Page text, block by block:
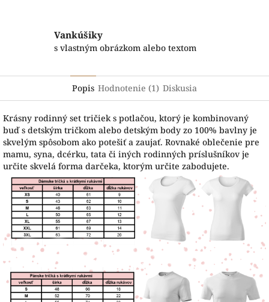
Vankúšiky
s vlastným obrázkom alebo textom
Popis Hodnotenie (1) Diskusia
Krásny rodinný set tričiek s potlačou, ktorý je kombinovaný
buď s detským tričkom alebo detským body zo 100% bavlny je
skvelým spôsobom ako potešiť a zaujať. Rovnaké oblečenie pre
mamu, syna, dcérku, tata či iných rodinných príslušníkov je
určite skvelá forma darčeka, ktorým určite zabodujete.